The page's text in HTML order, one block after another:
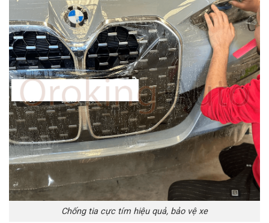
Chống tia cực tím hiệu quả, bảo vệ xe